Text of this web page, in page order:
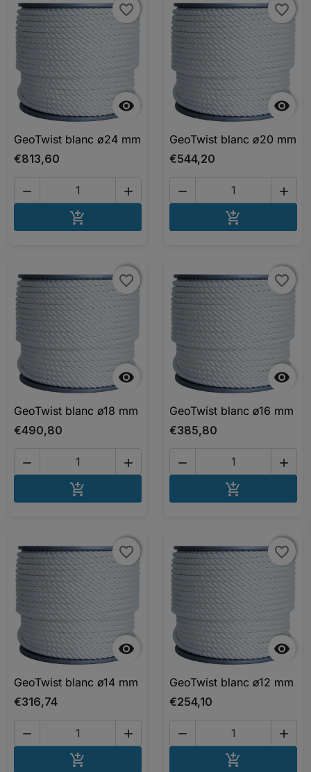

favorite_border
favorite_border
GeoTwist blanc ø24 mm
€813,60
 


favorite_border
favorite_border
GeoTwist blanc ø20 mm
€544,20
 


favorite_border
favorite_border
GeoTwist blanc ø18 mm
€490,80
 


favorite_border
favorite_border
GeoTwist blanc ø16 mm
€385,80
 


favorite_border
favorite_border
GeoTwist blanc ø14 mm
€316,74
 


favorite_border
favorite_border
GeoTwist blanc ø12 mm
€254,10
 
